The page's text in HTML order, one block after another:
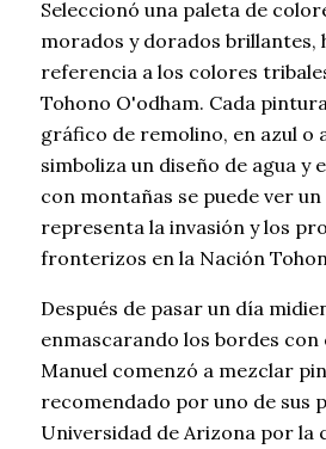
Seleccionó una paleta de
morados y dorados brillantes,
referencia a los colores
Tohono O'odham. Cada
gráfico de remolino, en azul o
simboliza un diseño de agua y
con montañas se puede ver
representa la invasión y los
fronterizos en la Nación
Después de pasar un día
enmascarando los bordes
Manuel comenzó a mezclar
recomendado por uno de sus
Universidad de Arizona por la